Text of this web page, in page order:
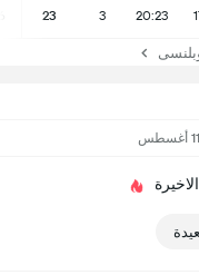
20:23
3
23